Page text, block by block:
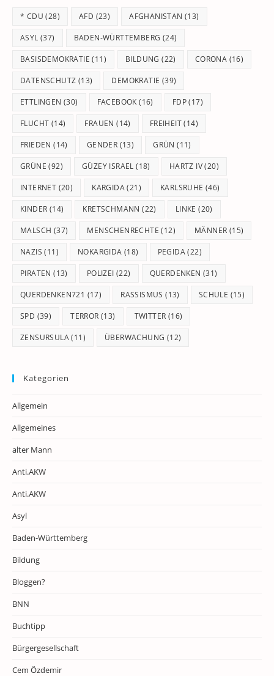
* CDU (28) AFD (23) AFGHANISTAN (13)
ASYL (37) BADEN-WÜRTTEMBERG (24)
BASISDEMOKRATIE (11) BILDUNG (22) CORONA (16)
DATENSCHUTZ (13) DEMOKRATIE (39)
ETTLINGEN (30) FACEBOOK (16) FDP(17)
FLUCHT (14) FRAUEN (14) FREIHEIT(14)
FRIEDEN (14) GENDER (13) GRÜN (11)
GRÜNE (92) GÜZEY ISRAEL (18) HARTZ IV(20)
INTERNET (20) KARGIDA(21) KARLSRUHE (46)
KINDER (14) KRETSCHMANN (22) LINKE (20)
MALSCH (37) MENSCHENRECHTE (12) MÄNNER (15)
NAZIS (11) NOKARGIDA (18) PEGIDA(22)
PIRATEN (13) POLIZEI (22) QUERDENKEN (31)
QUERDENKEN721 (17) RASSISMUS (13) SCHULE (15)
SPD (39) TERROR (13) TWITTER (16)
ZENSURSULA(11) ÜBERWACHUNG (12)
Kategorien
Allgemein
Allgemeines
alter Mann
Anti.AKW
Anti.AKW
Asyl
Baden-Württemberg
Bildung
Bloggen?
BNN
Buchtipp
Bürgergesellschaft
Cem Özdemir